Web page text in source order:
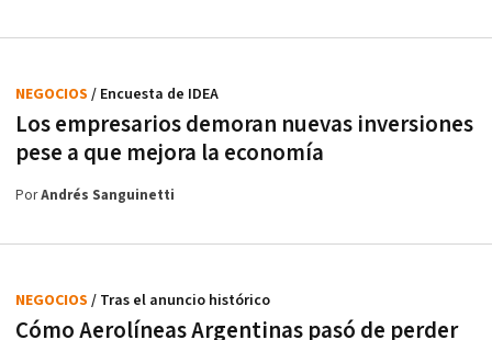
Los empresarios demoran nuevas inversiones
pese a que mejora la economía
NEGOCIOS / Encuesta de IDEA
PorAndrés Sanguinetti
Cómo Aerolíneas Argentinas pasó de perder
NEGOCIOS / Tras el anuncio histórico